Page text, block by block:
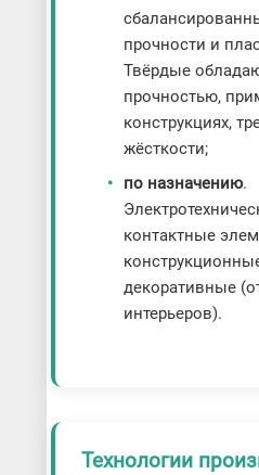
прочности и
Твёрдые
прочностью,
конструкциях,
жёсткости;
по назначению.
контактные
декоративные
интерьеров).
Технологии